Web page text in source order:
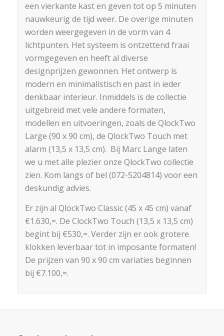
een vierkante kast en geven tot op 5 minuten
nauwkeurig de tijd weer. De overige minuten
worden weergegeven in de vorm van 4
lichtpunten. Het systeem is ontzettend fraai
vormgegeven en heeft al diverse
designprijzen gewonnen. Het ontwerp is
modern en minimalistisch en past in ieder
denkbaar interieur. Inmiddels is de collectie
uitgebreid met vele andere formaten,
modellen en uitvoeringen, zoals de QlockTwo
Large (90 x 90 cm), de QlockTwo Touch met
alarm (13,5 x 13,5 cm). Bij Marc Lange laten
we u met alle plezier onze QlockTwo collectie
zien. Kom langs of bel (072-5204814) voor een
deskundig advies.
Er zijn al QlockTwo Classic (45 x 45 cm) vanaf
€1.630,=. De ClockTwo Touch (13,5 x 13,5 cm)
begint bij €530,=. Verder zijn er ook grotere
klokken leverbaar tot in imposante formaten!
De prijzen van 90 x 90 cm variaties beginnen
bij €7.100,=.